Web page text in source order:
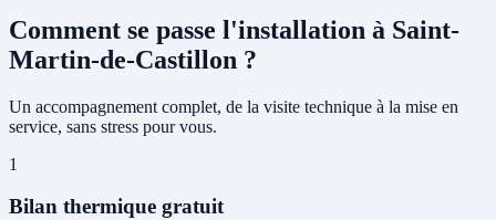
Comment se passe l'installation à Saint-
Martin-de-Castillon ?
Un accompagnement complet, de la visite technique à la mise en
service, sans stress pour vous.
1
Bilan thermique gratuit